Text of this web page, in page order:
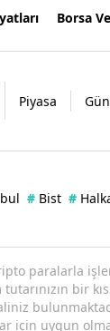
Borsa
Piyasa
# Bist #
paralarla
bir
için uygun